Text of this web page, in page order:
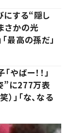
する“隠し
さかの光
最高の孫だ」
やばー！！」
”に277万表
」「な、なる